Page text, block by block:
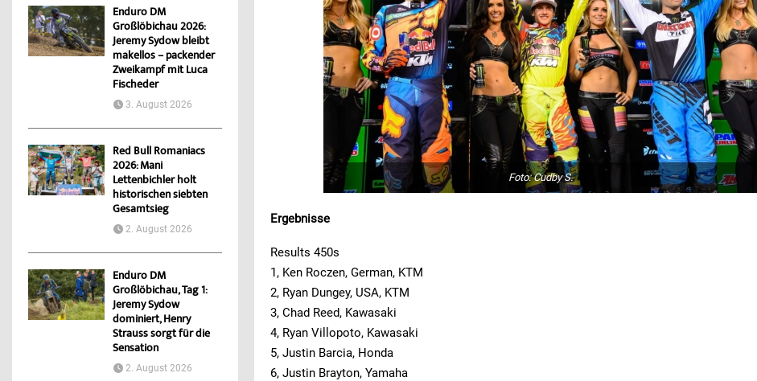
Foto: Cudby S.
Ergebnisse
Results 450s
1, Ken Roczen, German, KTM
2, Ryan Dungey, USA, KTM
3, Chad Reed, Kawasaki
4, Ryan Villopoto, Kawasaki
5, Justin Barcia, Honda
6, Justin Brayton, Yamaha
Enduro DM
Großlöbichau 2026:
Jeremy Sydow bleibt
makellos – packender
Zweikampf mit Luca
Fischeder
3. August 2026
Red Bull Romaniacs
2026: Mani
Lettenbichler holt
historischen siebten
Gesamtsieg
2. August 2026
Enduro DM
Großlöbichau, Tag 1:
Jeremy Sydow
dominiert, Henry
Strauss sorgt für die
Sensation
2. August 2026